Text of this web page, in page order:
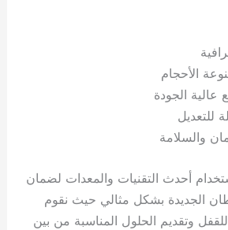
الأحجام
عالية الجودة
للتعديل
والسلامة
أحدث التقنيات والمعدات لضمان
الجديدة بشكل مثالي حيث نقوم
للقفل وتقديم الحلول المناسبة من بين